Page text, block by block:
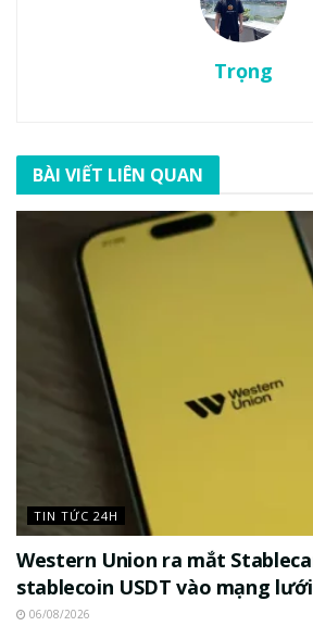
Trọng
BÀI VIẾT LIÊN QUAN
TIN TỨC 24H
Western Union ra mắt
stablecoin USDT vào mạng
06/08/2026